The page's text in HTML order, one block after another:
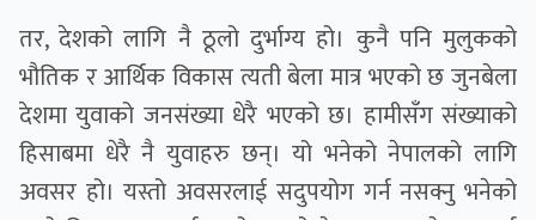
तर, देशको लागि नै ठूलो दुर्भाग्य हो। कुनै पनि मुलुकको
भौतिक र आर्थिक विकास त्यती बेला मात्र भएको छ जुनबेला
देशमा युवाको जनसंख्या धेरै भएको छ। हामीसँग संख्याको
हिसाबमा धेरै नै युवाहरु छन्। यो भनेको नेपालको लागि
अवसर हो। यस्तो अवसरलाई सदुपयोग गर्न नसक्नु भनेको